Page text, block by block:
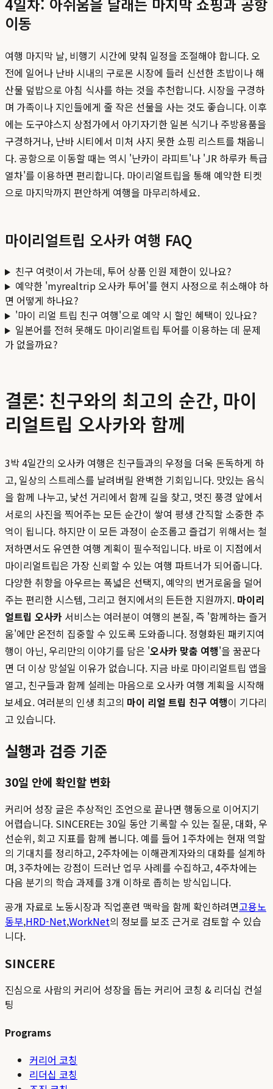
이동
여행 마지막 날, 비행기 시간에 맞춰 일정을 조절해야 합니다. 오
전에 일어나 난바 시내의 구로몬 시장에 들러 신선한 초밥이나 해
산물 덮밥으로 아침 식사를 하는 것을 추천합니다. 시장을 구경하
며 가족이나 지인들에게 줄 작은 선물을 사는 것도 좋습니다. 이후
에는 도구야스지 상점가에서 아기자기한 일본 식기나 주방용품을
구경하거나, 난바 시티에서 미처 사지 못한 쇼핑 리스트를 채웁니
다. 공항으로 이동할 때는 역시 '난카이 라피트'나 'JR 하루카 특급
열차'를 이용하면 편리합니다. 마이리얼트립을 통해 예약한 티켓
으로 마지막까지 편안하게 여행을 마무리하세요.
마이리얼트립 오사카 여행 FAQ
친구 여럿이서 가는데, 투어 상품 인원 제한이 있나요?
예약한 'myrealtrip 오사카 투어'를 현지 사정으로 취소해야 하
면 어떻게 하나요?
'마이 리얼 트립 친구 여행'으로 예약 시 할인 혜택이 있나요?
일본어를 전혀 못해도 마이리얼트립 투어를 이용하는 데 문제
가 없을까요?
결론: 친구와의 최고의 순간, 마이
리얼트립 오사카와 함께
3박 4일간의 오사카 여행은 친구들과의 우정을 더욱 돈독하게 하
고, 일상의 스트레스를 날려버릴 완벽한 기회입니다. 맛있는 음식
을 함께 나누고, 낯선 거리에서 함께 길을 찾고, 멋진 풍경 앞에서
서로의 사진을 찍어주는 모든 순간이 쌓여 평생 간직할 소중한 추
억이 됩니다. 하지만 이 모든 과정이 순조롭고 즐겁기 위해서는 철
저하면서도 유연한 여행 계획이 필수적입니다. 바로 이 지점에서
마이리얼트립은 가장 신뢰할 수 있는 여행 파트너가 되어줍니다.
다양한 취향을 아우르는 폭넓은 선택지, 예약의 번거로움을 덜어
주는 편리한 시스템, 그리고 현지에서의 든든한 지원까지. 마이리
얼트립 오사카 서비스는 여러분이 여행의 본질, 즉 '함께하는 즐거
움'에만 온전히 집중할 수 있도록 도와줍니다. 정형화된 패키지여
행이 아닌, 우리만의 이야기를 담은 '오사카 맞춤 여행'을 꿈꾼다
면 더 이상 망설일 이유가 없습니다. 지금 바로 마이리얼트립 앱을
열고, 친구들과 함께 설레는 마음으로 오사카 여행 계획을 시작해
보세요. 여러분의 인생 최고의 마이 리얼 트립 친구 여행이 기다리
고 있습니다.
실행과 검증 기준
30일 안에 확인할 변화
커리어 성장 글은 추상적인 조언으로 끝나면 행동으로 이어지기
어렵습니다. SINCERE는 30일 동안 기록할 수 있는 질문, 대화, 우
선순위, 회고 지표를 함께 봅니다. 예를 들어 1주차에는 현재 역할
의 기대치를 정리하고, 2주차에는 이해관계자와의 대화를 설계하
며, 3주차에는 강점이 드러난 업무 사례를 수집하고, 4주차에는
다음 분기의 학습 과제를 3개 이하로 좁히는 방식입니다.
공개 자료로 노동시장과 직업훈련 맥락을 함께 확인하려면고용노
동부,HRD-Net,WorkNet의 정보를 보조 근거로 검토할 수 있습
니다.
SINCERE
진심으로 사람의 커리어 성장을 돕는 커리어 코칭 & 리더십 컨설
팅
Programs
커리어 코칭
리더십 코칭